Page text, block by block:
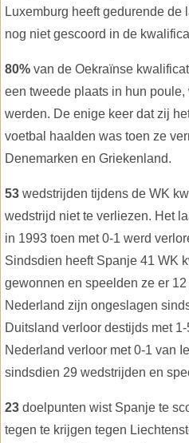
Luxemburg heeft gedurende de
nog niet gescoord in de
80% van de Oekraïnse
een tweede plaats in hun
werden. De enige keer dat zij
voetbal haalden was toen ze
Denemarken en Griekenland.
53 wedstrijden tijdens de WK
wedstrijd niet te verliezen. Het
in 1993 toen met 0-1 werd
Sindsdien heeft Spanje 41 WK
gewonnen en speelden ze er
Nederland zijn ongeslagen
Duitsland verloor destijds met
Nederland verloor met 0-1 van
sindsdien 29 wedstrijden en
23 doelpunten wist Spanje te
tegen te krijgen tegen